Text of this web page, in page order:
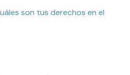
son tus derechos en el